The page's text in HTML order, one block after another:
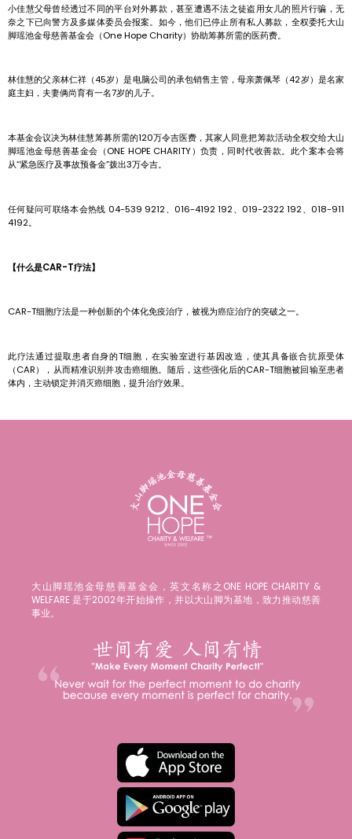
小佳慧父母曾经透过不同的平台对外募款，甚至遭遇不法之徒盗用女儿的照片行骗，无
奈之下已向警方及多媒体委员会报案。如今，他们已停止所有私人募款，全权委托大山
脚瑶池金母慈善基金会（One Hope Charity）协助筹募所需的医药费。
林佳慧的父亲林仁祥（45岁）是电脑公司的承包销售主管，母亲萧佩琴（42岁）是名家
庭主妇，夫妻俩尚育有一名7岁的儿子。
本基金会议决为林佳慧筹募所需的120万令吉医费，其家人同意把筹款活动全权交给大山
脚瑶池金母慈善基金会（ONE HOPE CHARITY）负责，同时代收善款。此个案本会将
从“紧急医疗及事故预备金”拨出3万令吉。
任何疑问可联络本会热线 04-539 9212、016-4192 192、019-2322 192、018-911
4192。
【什么是CAR-T疗法】
CAR-T细胞疗法是一种创新的个体化免疫治疗，被视为癌症治疗的突破之一。
此疗法通过提取患者自身的T细胞，在实验室进行基因改造，使其具备嵌合抗原受体
（CAR），从而精准识别并攻击癌细胞。随后，这些强化后的CAR-T细胞被回输至患者
体内，主动锁定并消灭癌细胞，提升治疗效果。
大山脚瑶池金母慈善基金会，英文名称之ONE HOPE CHARITY &
WELFARE 是于2002年开始操作，并以大山脚为基地，致力推动慈善
事业。